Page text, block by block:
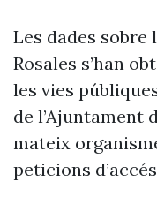
Les dades sobre
Rosales s’han
les vies
de l’Ajuntament
mateix
peticions